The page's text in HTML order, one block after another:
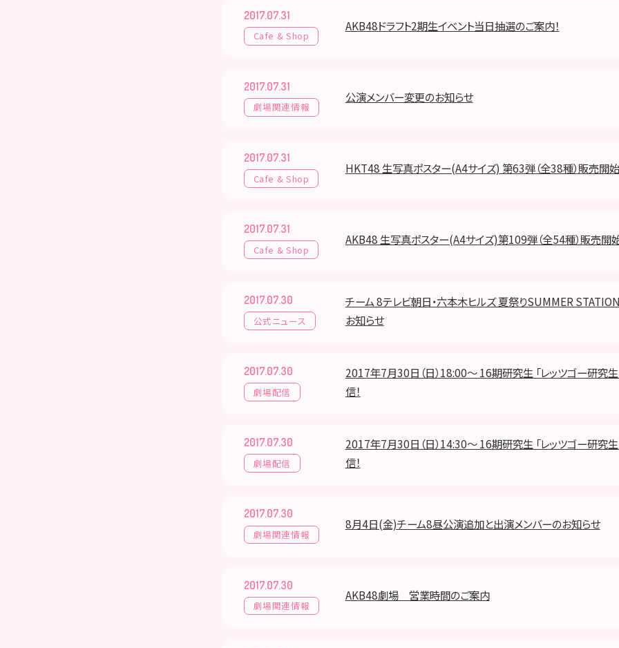
2017.07.31
Cafe & Shop
AKB48ドラフト2期生イベント当日抽選のご案内！
2017.07.31
劇場関連情報
公演メンバー変更のお知らせ
2017.07.31
Cafe & Shop
HKT48 生写真ポスター(A4サイズ) 第63弾（全38種）販売開
2017.07.31
Cafe & Shop
AKB48 生写真ポスター(A4サイズ)第109弾（全54種）販売開
2017.07.30
公式ニュース
チーム 8テレビ朝日・六本木ヒルズ 夏祭りSUMMER
お知らせ
2017.07.30
劇場配信
2017年7月30日（日）18:00～ 16期研究生 「レッツゴー研究生
信！
2017.07.30
劇場配信
2017年7月30日（日）14:30～ 16期研究生 「レッツゴー研究生
信！
2017.07.30
劇場関連情報
8月4日(金)チーム8昼公演追加と出演メンバーのお知らせ
2017.07.30
劇場関連情報
AKB48劇場 営業時間のご案内